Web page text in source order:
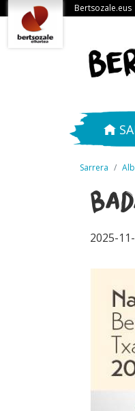
Bertsozale.eus
Sarrera
2025-